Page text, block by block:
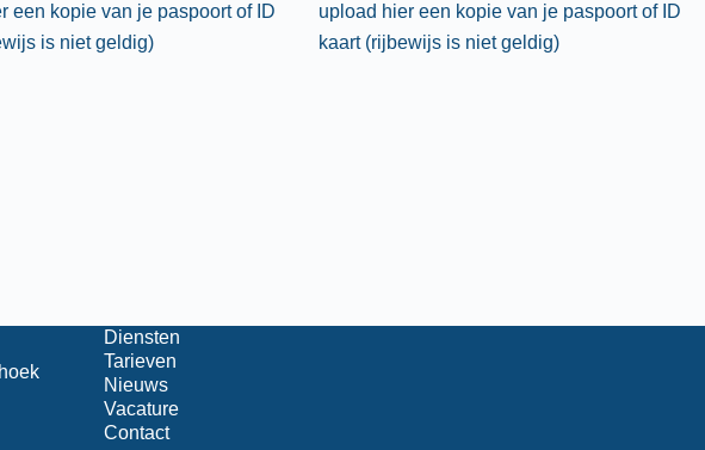
een kopie van je paspoort of ID
is niet geldig)
upload hier een kopie van je paspoort of ID
kaart (rijbewijs is niet geldig)
Diensten
Tarieven
Nieuws
Vacature
Contact